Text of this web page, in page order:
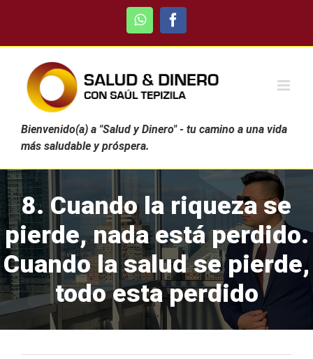
WhatsAppFacebook
Bienvenido(a) a "Salud y Dinero" - tu camino a una vida
más saludable y próspera.
8. Cuando la riqueza se
pierde, nada está perdido.
Cuando la salud se pierde,
todo esta perdido